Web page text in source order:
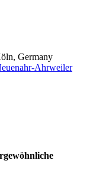
Germany
Ahrweiler